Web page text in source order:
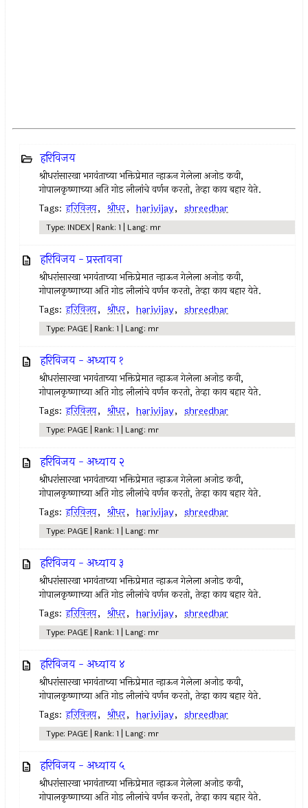
हरिविजय
श्रीधरांसारखा भगवंताच्या भक्तिप्रेमात न्हाऊन गेलेला अजोड कवी,
गोपालकृष्णाच्या अति गोड लीलांचे वर्णन करतो, तेव्हा काय बहार येते.
Tags: हरिविजय, श्रीधर, harivijay, shreedhar
Type: INDEX | Rank: 1 | Lang: mr
हरिविजय - प्रस्तावना
श्रीधरांसारखा भगवंताच्या भक्तिप्रेमात न्हाऊन गेलेला अजोड कवी,
गोपालकृष्णाच्या अति गोड लीलांचे वर्णन करतो, तेव्हा काय बहार येते.
Tags: हरिविजय, श्रीधर, harivijay, shreedhar
Type: PAGE | Rank: 1 | Lang: mr
हरिविजय - अध्याय १
श्रीधरांसारखा भगवंताच्या भक्तिप्रेमात न्हाऊन गेलेला अजोड कवी,
गोपालकृष्णाच्या अति गोड लीलांचे वर्णन करतो, तेव्हा काय बहार येते.
Tags: हरिविजय, श्रीधर, harivijay, shreedhar
Type: PAGE | Rank: 1 | Lang: mr
हरिविजय - अध्याय २
श्रीधरांसारखा भगवंताच्या भक्तिप्रेमात न्हाऊन गेलेला अजोड कवी,
गोपालकृष्णाच्या अति गोड लीलांचे वर्णन करतो, तेव्हा काय बहार येते.
Tags: हरिविजय, श्रीधर, harivijay, shreedhar
Type: PAGE | Rank: 1 | Lang: mr
हरिविजय - अध्याय ३
श्रीधरांसारखा भगवंताच्या भक्तिप्रेमात न्हाऊन गेलेला अजोड कवी,
गोपालकृष्णाच्या अति गोड लीलांचे वर्णन करतो, तेव्हा काय बहार येते.
Tags: हरिविजय, श्रीधर, harivijay, shreedhar
Type: PAGE | Rank: 1 | Lang: mr
हरिविजय - अध्याय ४
श्रीधरांसारखा भगवंताच्या भक्तिप्रेमात न्हाऊन गेलेला अजोड कवी,
गोपालकृष्णाच्या अति गोड लीलांचे वर्णन करतो, तेव्हा काय बहार येते.
Tags: हरिविजय, श्रीधर, harivijay, shreedhar
Type: PAGE | Rank: 1 | Lang: mr
हरिविजय - अध्याय ५
श्रीधरांसारखा भगवंताच्या भक्तिप्रेमात न्हाऊन गेलेला अजोड कवी,
गोपालकृष्णाच्या अति गोड लीलांचे वर्णन करतो, तेव्हा काय बहार येते.